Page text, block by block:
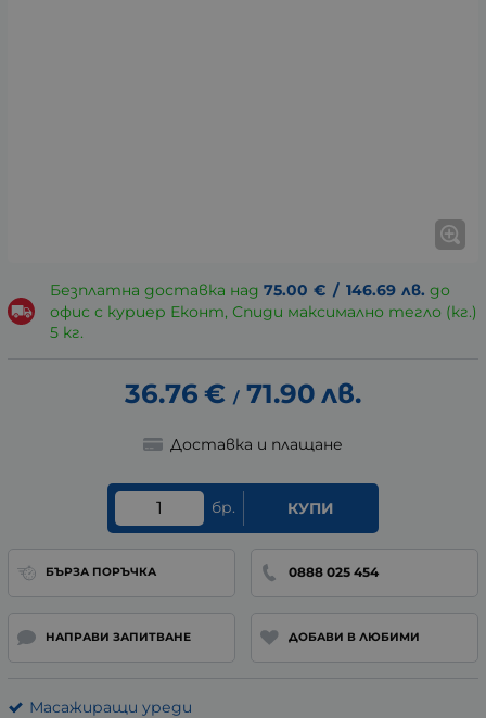
Безплатна доставка над 75.00 € / 146.69 лв. до
офис с куриер Еконт, Спиди максимално тегло (кг.)
5 кг.
36.76 € / 71.90 лв.
Доставка и плащане
бр. КУПИ
БЪРЗА ПОРЪЧКА 0888 025 454
НАПРАВИ ЗАПИТВАНЕ ДОБАВИ В ЛЮБИМИ
Масажиращи уреди